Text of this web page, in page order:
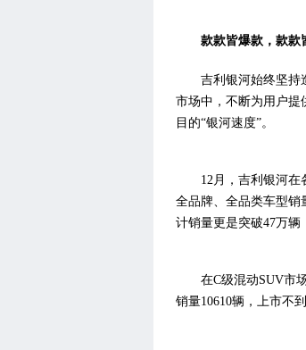
时尚汽车网
款款皆爆款，款款
吉利银河始终坚持
市场中，不断为用户提
目的“银河速度”。
12月，吉利银河在
全品牌、全品类车型销
计销量更是突破47万辆
在C级混动SUV市
销量10610辆，上市不